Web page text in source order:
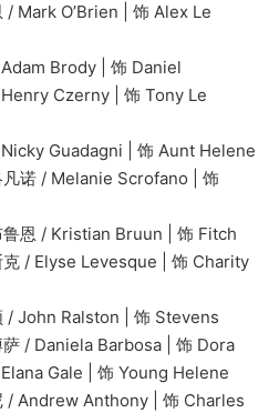
O’Brien | 饰 Alex Le
Brody | 饰 Daniel
Czerny | 饰 Tony Le
| 饰 Aunt Helene
Melanie Scrofano | 饰
Kristian Bruun | 饰 Fitch
Levesque | 饰 Charity
Ralston | 饰 Stevens
Barbosa | 饰 Dora
| 饰 Young Helene
Anthony | 饰 Charles